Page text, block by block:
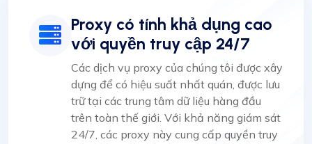
Proxy có tính khả dụng cao
với quyền truy cập 24/7
Các dịch vụ proxy của chúng tôi được xây
dựng để có hiệu suất nhất quán, được lưu
trữ tại các trung tâm dữ liệu hàng đầu
trên toàn thế giới. Với khả năng giám sát
24/7, các proxy này cung cấp quyền truy